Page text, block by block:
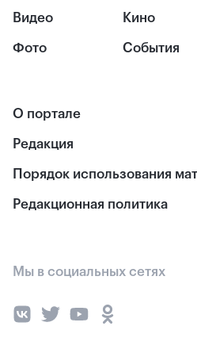
Видео
Фото
Кино
События
О портале
Редакция
Порядок использования
Редакционная политика
Мы в социальных сетях